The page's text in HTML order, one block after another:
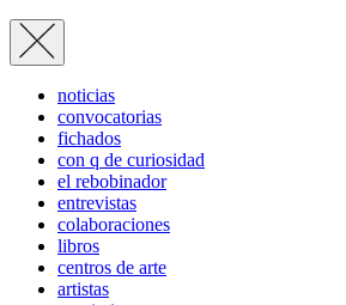
noticias
convocatorias
fichados
con q de curiosidad
el rebobinador
entrevistas
colaboraciones
libros
centros de arte
artistas